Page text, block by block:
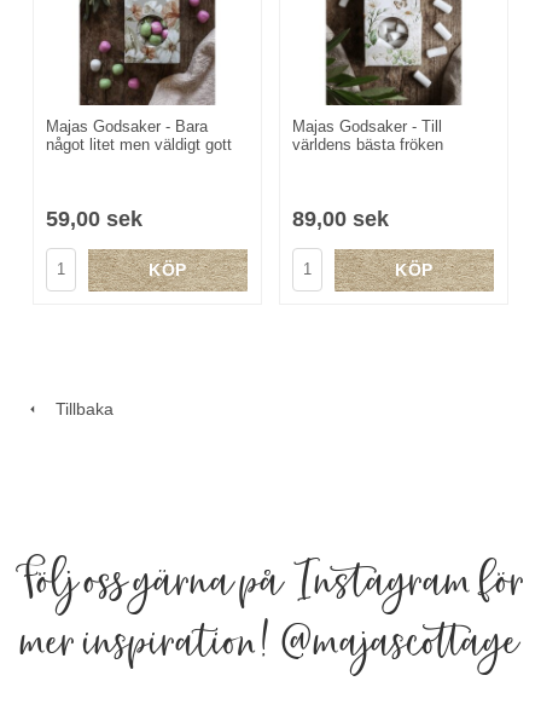
Majas Godsaker - Bara
något litet men väldigt gott
59,00 sek
KÖP
Majas Godsaker - Till
världens bästa fröken
89,00 sek
KÖP
Tillbaka
Följ oss gärna på Instagram för
mer inspiration!@majascottage